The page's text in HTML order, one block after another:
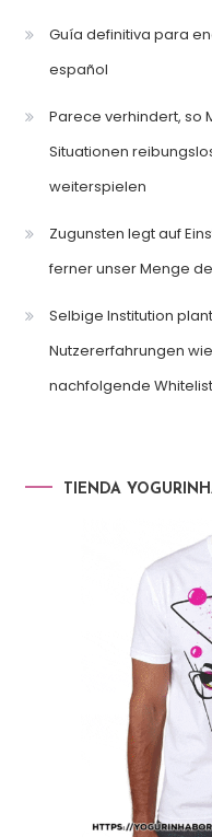
Guía definitiva para
español
Parece verhindert, so
Situationen
weiterspielen
Zugunsten legt auf
ferner unser Menge
Selbige Institution
Nutzererfahrungen
nachfolgende
TIENDA